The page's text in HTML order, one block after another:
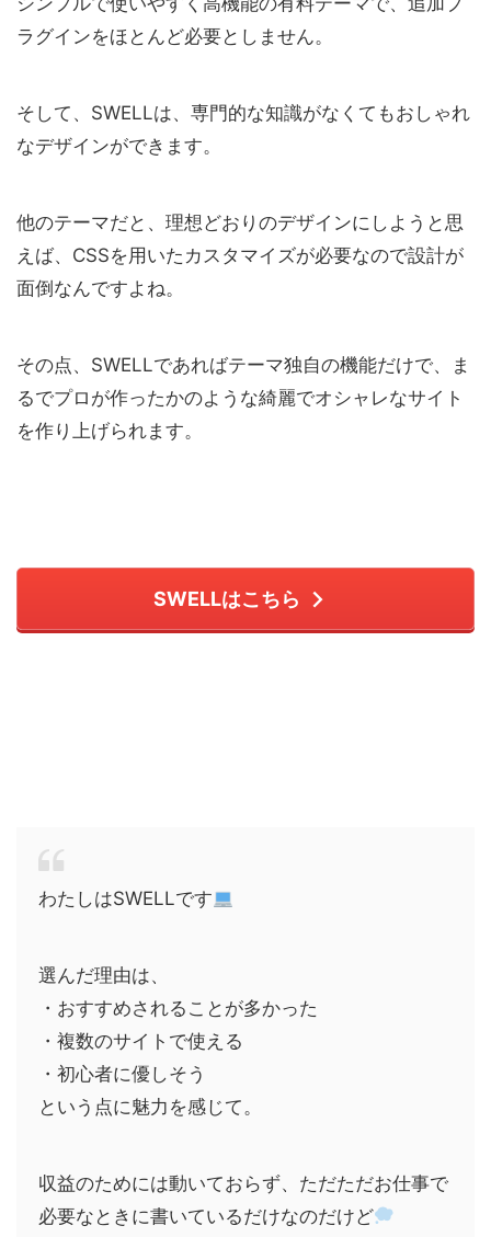
ラグインをほとんど必要としません。
そして、SWELLは、専門的な知識がなくてもおしゃれ
なデザインができます。
他のテーマだと、理想どおりのデザインにしようと思
えば、CSSを用いたカスタマイズが必要なので設計が
面倒なんですよね。
その点、SWELLであればテーマ独自の機能だけで、ま
るでプロが作ったかのような綺麗でオシャレなサイト
を作り上げられます。
SWELLはこちら
わたしはSWELLです
選んだ理由は、
・おすすめされることが多かった
・複数のサイトで使える
・初心者に優しそう
という点に魅力を感じて。
収益のためには動いておらず、ただただお仕事で
必要なときに書いているだけなのだけど